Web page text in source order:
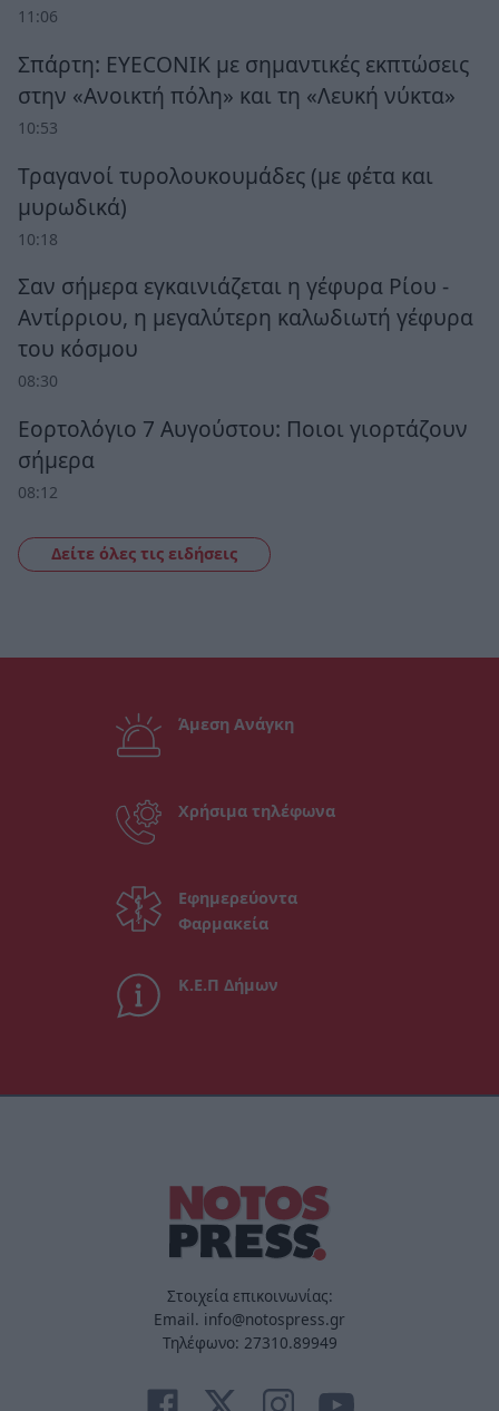
11:06
Σπάρτη: EYECONIK με σημαντικές εκπτώσεις
στην «Ανοικτή πόλη» και τη «Λευκή νύκτα»
10:53
Τραγανοί τυρολουκουμάδες (με φέτα και
μυρωδικά)
10:18
Σαν σήμερα εγκαινιάζεται η γέφυρα Ρίου -
Αντίρριου, η μεγαλύτερη καλωδιωτή γέφυρα
του κόσμου
08:30
Εορτολόγιο 7 Αυγούστου: Ποιοι γιορτάζουν
σήμερα
08:12
Δείτε όλες τις ειδήσεις
Άμεση Ανάγκη
Χρήσιμα τηλέφωνα
Εφημερεύοντα
Φαρμακεία
Κ.Ε.Π Δήμων
Στοιχεία επικοινωνίας:
Email. info@notospress.gr
Τηλέφωνο: 27310.89949